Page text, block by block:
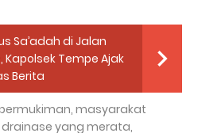
Sa’adah di Jalan
Kapolsek Tempe Ajak
Berita
masyarakat
yang merata,